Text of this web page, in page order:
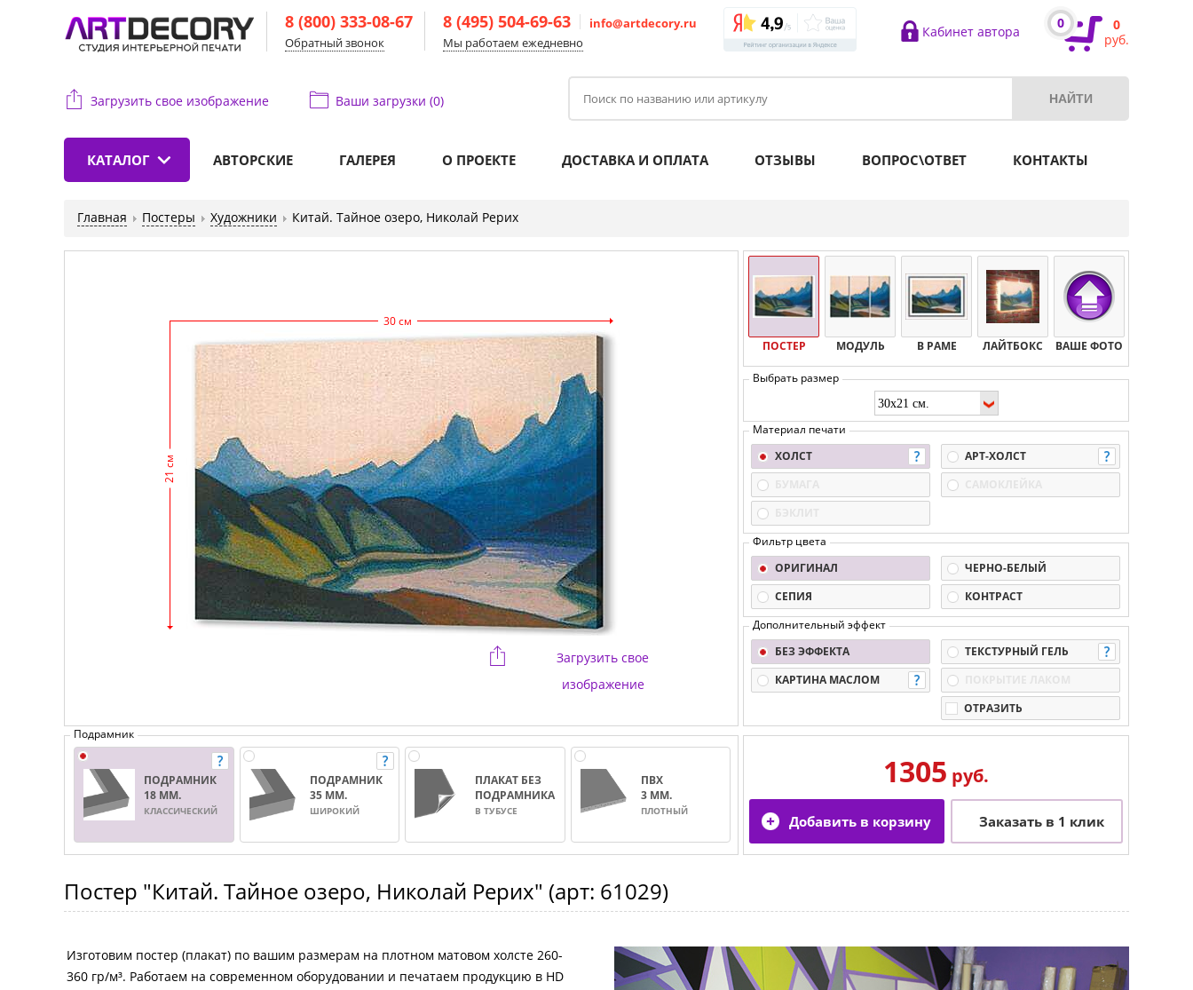
8 (800) 333-08-67
Обратный звонок
8 (495) 504-69-63
info@artdecory.ru
Мы работаем ежедневно
Кабинет автора
0
0
руб.
Загрузить свое изображение Ваши загрузки (0)
КАТАЛОГ АВТОРСКИЕ ГАЛЕРЕЯ О ПРОЕКТЕ ДОСТАВКА И ОПЛАТА ОТЗЫВЫ ВОПРОС\ОТВЕТ КОНТАКТЫ
Главная Постеры Художники Китай. Тайное озеро, Николай Рерих
30 см
21 см
Загрузить свое
изображение
Подрамник
ПОДРАМНИК
18 ММ.
КЛАССИЧЕСКИЙ
ПОДРАМНИК
35 ММ.
ШИРОКИЙ
ПЛАКАТ БЕЗ
ПОДРАМНИКА
В ТУБУСЕ
ПВХ
3 ММ.
ПЛОТНЫЙ
ПОСТЕР МОДУЛЬ В РАМЕ ЛАЙТБОКС ВАШЕ ФОТО
Выбрать размер
Материал печати
ХОЛСТ
АРТ-ХОЛСТ
Фильтр цвета
ОРИГИНАЛ
ЧЕРНО-БЕЛЫЙ
СЕПИЯ
КОНТРАСТ
Дополнительный эффект
БЕЗ ЭФФЕКТА
ТЕКСТУРНЫЙ ГЕЛЬ
КАРТИНА МАСЛОМ
ОТРАЗИТЬ
1305 руб.
Постер "Китай. Тайное озеро, Николай Рерих" (арт: 61029)
Изготовим постер (плакат) по вашим размерам на плотном матовом холсте 260-
360 гр/м³. Работаем на современном оборудовании и печатаем продукцию в HD